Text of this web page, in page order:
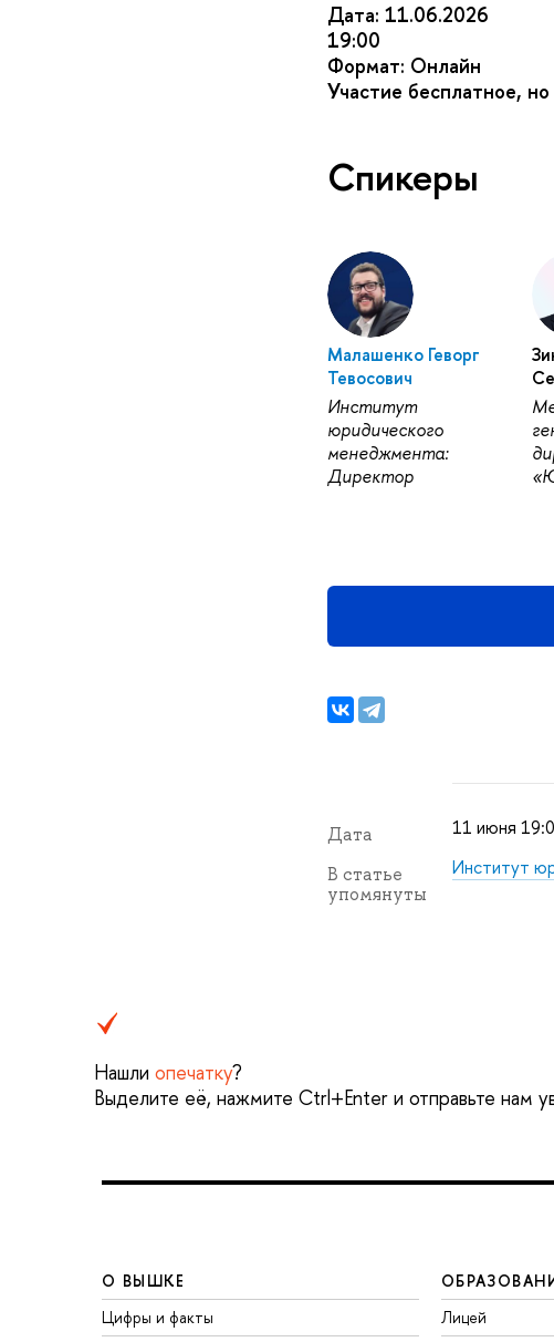
Дата: 11.06.2026
19:00
Формат: Онлайн
Участие бесплатное,
Спикеры
Малашенко Геворг
Тевосович
Институт
юридического
менеджмента:
Директор
Дата 11 июня
В статье
упомянуты
Институт
Нашли опечатку?
Выделите её, нажмите Ctrl+Enter и отправьте нам
О ВЫШКЕ
Цифры и факты
Лицей